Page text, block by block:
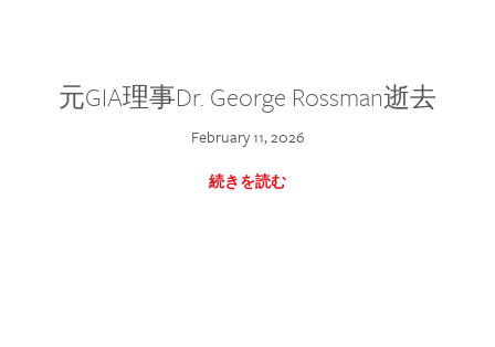
元GIA理事Dr. George Rossman逝去
February 11, 2026
続きを読む